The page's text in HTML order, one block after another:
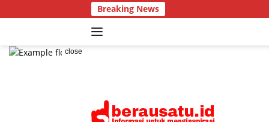
to
Breaking News
close